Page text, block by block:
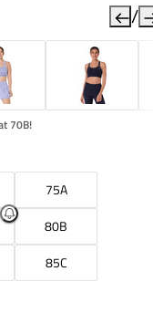
/
70B!
75A
80B
85C